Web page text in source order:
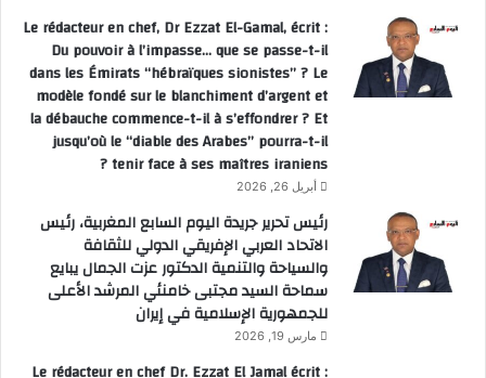
Le rédacteur en chef, Dr Ezzat El-Gamal, écrit :
Du pouvoir à l’impasse… que se passe-t-il
dans les Émirats “hébraïques sionistes” ? Le
modèle fondé sur le blanchiment d’argent et
la débauche commence-t-il à s’effondrer ? Et
jusqu’où le “diable des Arabes” pourra-t-il
tenir face à ses maîtres iraniens ?
أبريل 26, 2026
رئيس تحرير جريدة اليوم السابع المغربية، رئيس
الاتحاد العربي الإفريقي الدولي للثقافة
والسياحة والتنمية الدكتور عزت الجمال يبايع
سماحة السيد مجتبى خامنئي المرشد الأعلى
للجمهورية الإسلامية في إيران
مارس 19, 2026
Le rédacteur en chef Dr. Ezzat El Jamal écrit :